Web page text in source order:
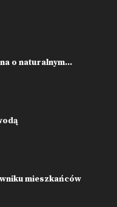
o naturalnym...
mieszkańców